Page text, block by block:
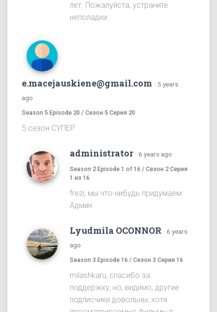
лет. Пожалуйста, устраните
неполадки
e.macejauskiene@gmail.com · 5 years
ago
Season 5 Episode 20 / Сезон 5 Серия 20
5 сезон СУПЕР
administrator · 6 years ago
Season 2 Episode 1 of 16 / Сезон 2 Серия
1 из 16
frezi, мы что-нибудь придумаем.
Админ.
Lyudmila OCONNOR · 6 years
ago
Season 3 Episode 16 / Сезон 3 Серия 16
milashkaru, спасибо за
поддержку, но, видимо, другие
подписчики довольны, хотя